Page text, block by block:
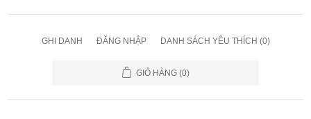
GHI DANH ĐĂNG NHẬP DANH SÁCH YÊU THÍCH (0)
GIỎ HÀNG (0)